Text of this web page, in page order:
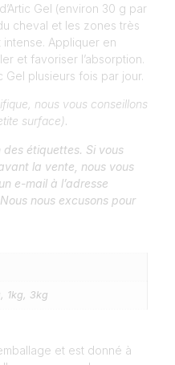
Gel (environ 30 g par
cheval et les zones très
Appliquer en
et favoriser l’absorption.
Gel plusieurs fois par jour.
nous vous conseillons
surface).
étiquettes. Si vous
la vente, nous vous
e-mail à l’adresse
nous excusons pour
1kg, 3kg
et est donné à